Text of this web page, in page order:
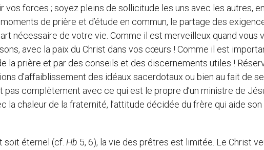
vos forces ; soyez pleins de sollicitude les uns avec les autres,
de prière et d’étude en commun, le partage des
nécessaire de votre vie. Comme il est merveilleux quand vous
avec la paix du Christ dans vos cœurs ! Comme il est
la prière et par des conseils et des discernements utiles !
d’affaiblissement des idéaux sacerdotaux ou bien au fait de
complètement avec ce qui est le propre d’un ministre de
la chaleur de la fraternité, l’attitude décidée du frère qui aide son
soit éternel (cf. Hb 5, 6), la vie des prêtres est limitée. Le Christ